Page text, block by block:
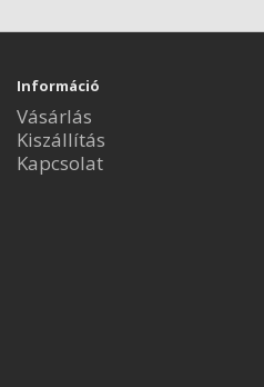
Információ
Vásárlás
Kiszállítás
Kapcsolat